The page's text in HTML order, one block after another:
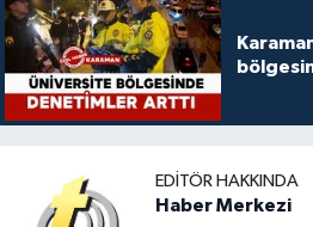
EDITÖR HAKKINDA
Haber Merkezi